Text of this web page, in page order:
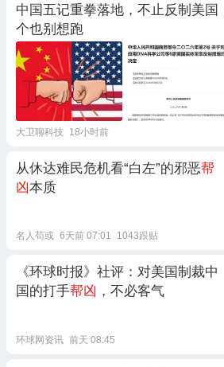
中国五记重拳落地，不止反制美国
个也别想跑
大卫聊科技 18小时前
从休达难民危机看“白左”的邪恶帮
凶本质
名人苟或 6天前 07:01 1043跟贴
《环球时报》社评：对美国制裁中
国的打手帮凶 ，不必客气
环球网资讯 前天 08:45